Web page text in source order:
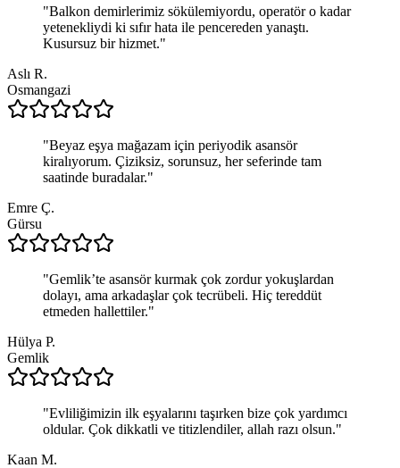
"Balkon demirlerimiz sökülemiyordu, operatör o kadar
yetenekliydi ki sıfır hata ile pencereden yanaştı.
Kusursuz bir hizmet."
Aslı R.
Osmangazi
"Beyaz eşya mağazam için periyodik asansör
kiralıyorum. Çiziksiz, sorunsuz, her seferinde tam
saatinde buradalar."
Emre Ç.
Gürsu
"Gemlik’te asansör kurmak çok zordur yokuşlardan
dolayı, ama arkadaşlar çok tecrübeli. Hiç tereddüt
etmeden hallettiler."
Hülya P.
Gemlik
"Evliliğimizin ilk eşyalarını taşırken bize çok yardımcı
oldular. Çok dikkatli ve titizlendiler, allah razı olsun."
Kaan M.